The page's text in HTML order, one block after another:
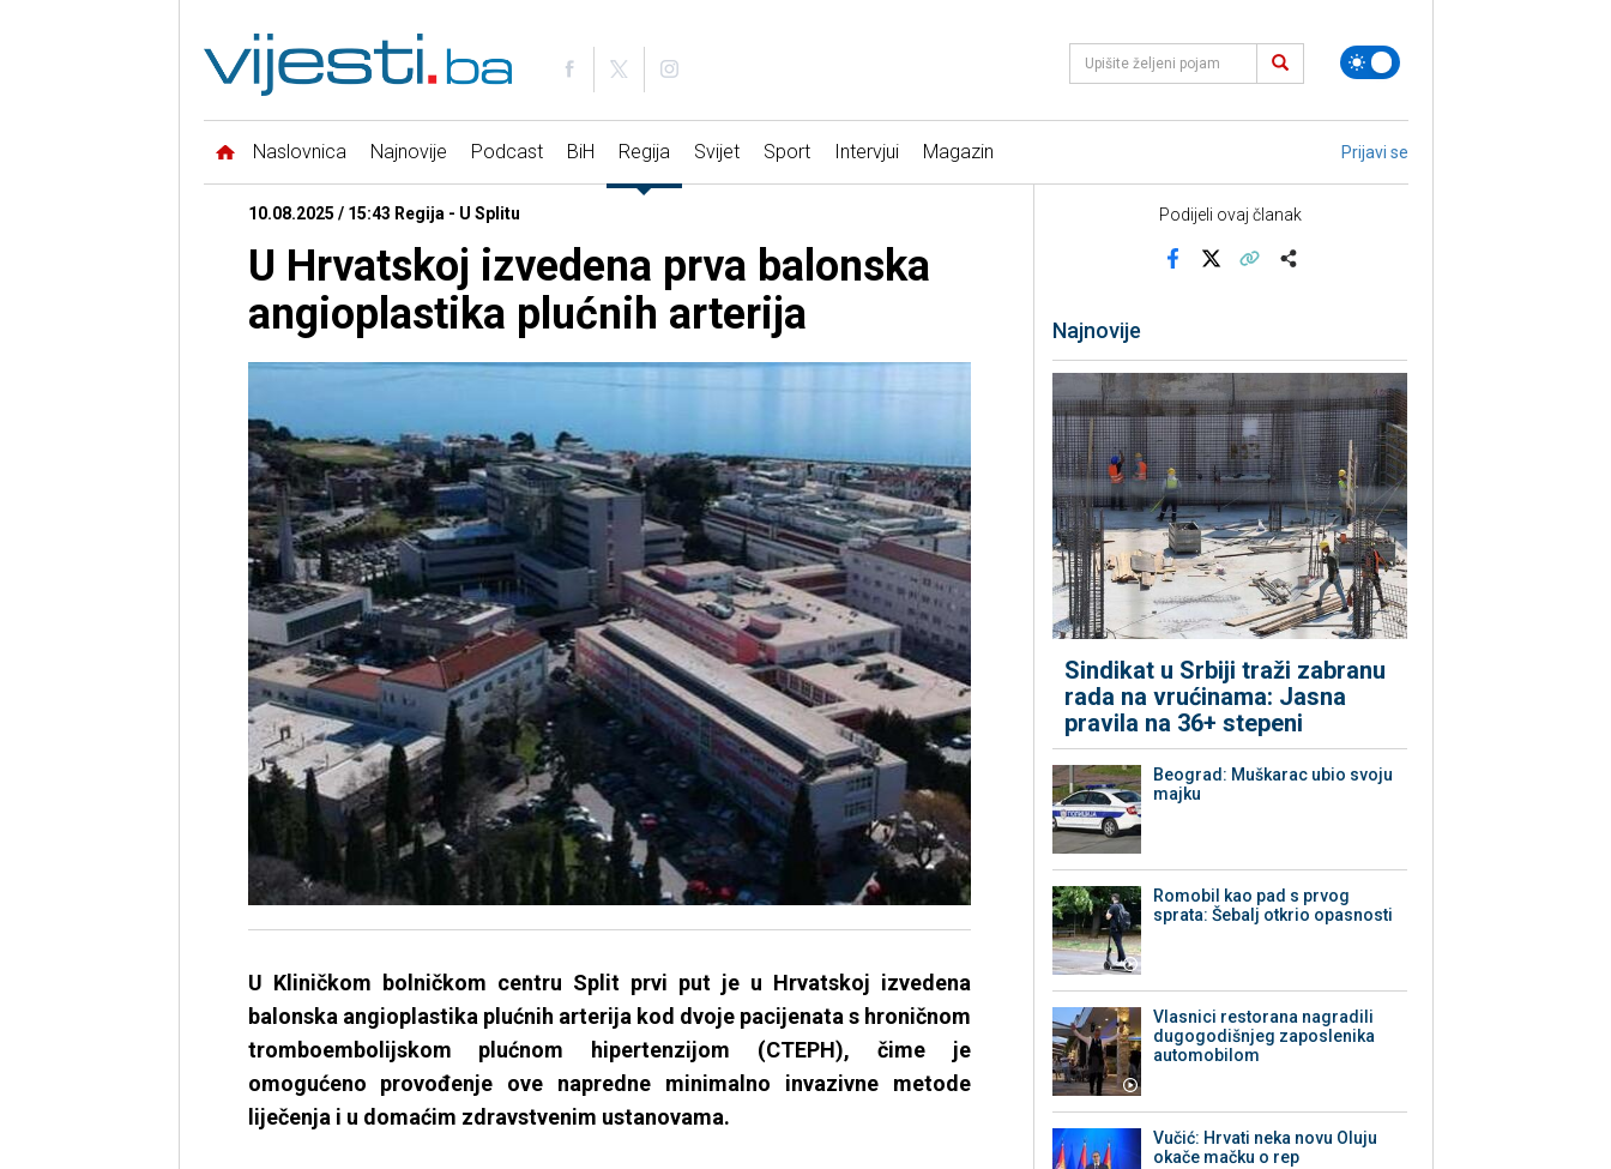
Naslovnica Najnovije Podcast BiH Regija Svijet Sport Intervjui Magazin Prijavi se
10.08.2025 / 15:43 Regija - U Splitu
U Hrvatskoj izvedena prva balonska
angioplastika plućnih arterija
U Kliničkom bolničkom centru Split prvi put je u Hrvatskoj izvedena
balonska angioplastika plućnih arterija kod dvoje pacijenata s hroničnom
tromboembolijskom plućnom hipertenzijom (CTEPH), čime je
omogućeno provođenje ove napredne minimalno invazivne metode
liječenja i u domaćim zdravstvenim ustanovama.
Podijeli ovaj članak
Najnovije
Sindikat u Srbiji traži zabranu
rada na vrućinama: Jasna
pravila na 36+ stepeni
Beograd: Muškarac ubio svoju
majku
Romobil kao pad s prvog
sprata: Šebalj otkrio opasnosti
Vlasnici restorana nagradili
dugogodišnjeg zaposlenika
automobilom
Vučić: Hrvati neka novu Oluju
okače mačku o rep